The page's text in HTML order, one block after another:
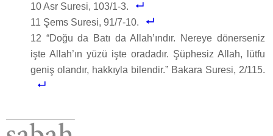
10 Asr Suresi, 103/1-3.
11 Şems Suresi, 91/7-10.
12 “Doğu da Batı da Allah’ındır. Nereye dönerseniz
işte Allah’ın yüzü işte oradadır. Şüphesiz Allah, lütfu
geniş olandır, hakkıyla bilendir.” Bakara Suresi, 2/115.